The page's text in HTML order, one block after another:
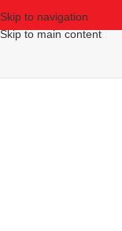
Skip to navigation
Skip to main content